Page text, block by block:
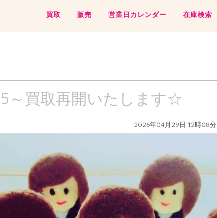
買取 販売 営業日カレンダー 在庫検索
～買取再開いたします☆
2026年04月29日 12時08分